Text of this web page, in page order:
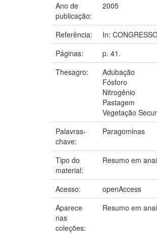
Ano de
publicação:
2005
Referência:
In:
Páginas:
p. 41.
Thesagro:
Adubação
Fósforo
Nitrogênio
Pastagem
Vegetação
Palavras-
chave:
Paragominas
Tipo do
material:
Resumo em
Acesso:
openAccess
Aparece
nas
coleções:
Resumo em